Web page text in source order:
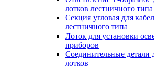
лотков лестничного типа
Секция угловая для
лестничного типа
Лоток для установки
приборов
Соединительные детали
лотков